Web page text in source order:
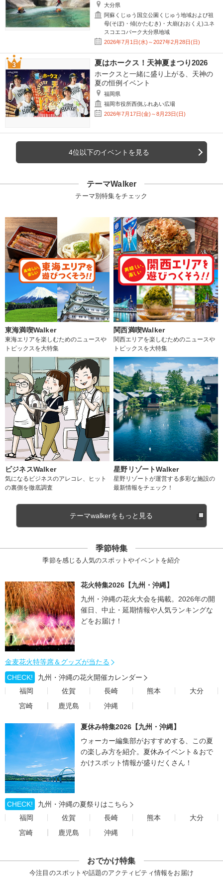
大分県
阿蘇くじゅう国立公園くじゅう地域および祖
母(そぼ)・傾(かたむき)・大崩(おおくえ)ユネ
スコエコパーク大分県地域
2026年7月1日(水)～2027年2月28日(日)
夏はホークス！天神夏まつり2026
ホークスと一緒に盛り上がる、天神の
夏の恒例イベント
福岡県
福岡市役所西側ふれあい広場
2026年7月17日(金)～8月23日(日)
4位以下のイベントを見る
テーマWalker
テーマ別特集をチェック
東海満喫Walker
東海エリアを楽しむためのニュースや
トピックスを大特集
関西満喫Walker
関西エリアを楽しむためのニュースや
トピックスを大特集
ビジネスWalker
気になるビジネスのアレコレ、ヒット
の裏側を徹底調査
星野リゾートWalker
星野リゾートが運営する多彩な施設の
最新情報をチェック！
テーマwalkerをもっと見る
季節特集
季節を感じる人気のスポットやイベントを紹介
花火特集2026【九州・沖縄】
九州・沖縄の花火大会を掲載。2026年の開
催日、中止・延期情報や人気ランキングな
どをお届け！
金麦花火特等席＆グッズが当たる
CHECK!
九州・沖縄の花火開催カレンダー
福岡
佐賀 長崎 熊本
大分
宮崎
鹿児島 沖縄
夏休み特集2026【九州・沖縄】
ウォーカー編集部がおすすめする、この夏
の楽しみ方を紹介。夏休みイベント＆おで
かけスポット情報が盛りだくさん！
CHECK!
九州・沖縄の夏祭りはこちら
福岡
佐賀 長崎 熊本
大分
宮崎
鹿児島 沖縄
おでかけ特集
今注目のスポットや話題のアクティビティ情報をお届け